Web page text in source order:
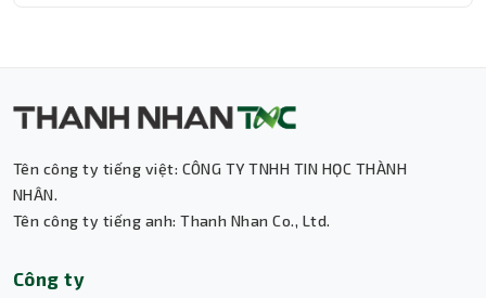
Tên công ty tiếng việt: CÔNG TY TNHH TIN HỌC THÀNH
NHÂN.
Tên công ty tiếng anh: Thanh Nhan Co., Ltd.
Công ty
Trợ lý AI • Phản hồi tức thì